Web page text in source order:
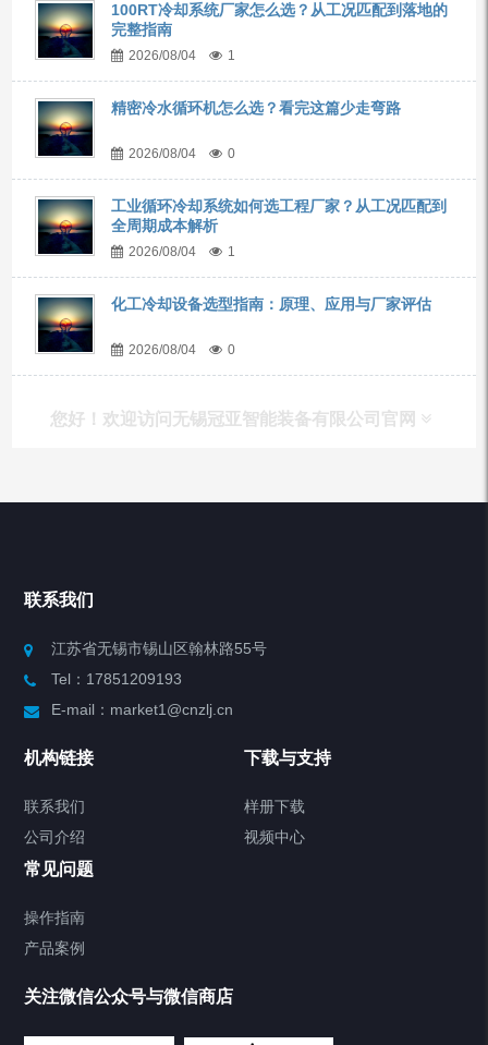
100RT冷却系统厂家怎么选？从工况匹配到落地的
完整指南
2026/08/04 1
精密冷水循环机怎么选？看完这篇少走弯路
2026/08/04 0
工业循环冷却系统如何选工程厂家？从工况匹配到
全周期成本解析
2026/08/04 1
化工冷却设备选型指南：原理、应用与厂家评估
2026/08/04 0
您好！欢迎访问无锡冠亚智能装备有限公司官网
制冷加热动态控温系统
Chiller直冷控温机组
Heating Circulator加热循环器
联系我们
江苏省无锡市锡山区翰林路55号
Tel：17851209193
E-mail：market1@cnzlj.cn
机构链接
联系我们
公司介绍
下载与支持
样册下载
视频中心
常见问题
操作指南
产品案例
关注微信公众号与微信商店